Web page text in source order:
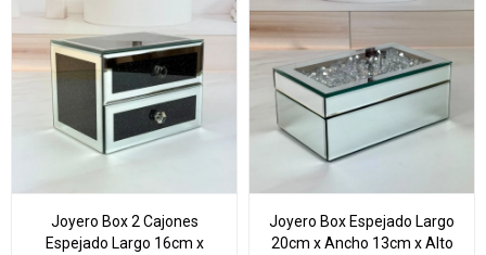
Joyero Box 2 Cajones
Espejado Largo 16cm x
Joyero Box Espejado Largo
20cm x Ancho 13cm x Alto